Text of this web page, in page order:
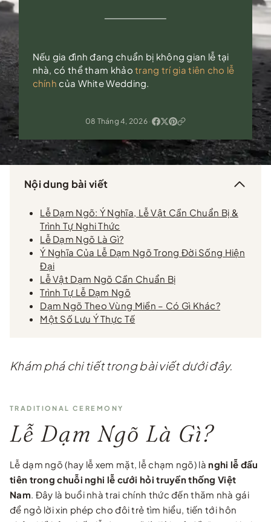
Nếu gia đình đang chuẩn bị không gian lễ tại
nhà, có thể tham khảotrang trí gia tiên cho lễ
chính của White Wedding.
08 Tháng 4, 2026 ·
Nội dung bài viết
Lễ Dạm Ngõ: Ý Nghĩa, Lễ Vật Cần Chuẩn Bị &
Trình Tự Nghi Thức
Lễ Dạm Ngõ Là Gì?
Ý Nghĩa Của Lễ Dạm Ngõ Trong Đời Sống Hiện
Đại
Lễ Vật Dạm Ngõ Cần Chuẩn Bị
Trình Tự Lễ Dạm Ngõ
Dạm Ngõ Theo Vùng Miền – Có Gì Khác?
Một Số Lưu Ý Thực Tế
Khám phá chi tiết trong bài viết dưới đây.
TRADITIONAL CEREMONY
Lễ Dạm Ngõ Là Gì?
Lễ dạm ngõ (hay lễ xem mặt, lễ chạm ngõ) là nghi lễ đầu
tiên trong chuỗi nghi lễ cưới hỏi truyền thống Việt
Nam. Đây là buổi nhà trai chính thức đến thăm nhà gái
để ngỏ lời xin phép cho đôi trẻ tìm hiểu, tiến tới hôn